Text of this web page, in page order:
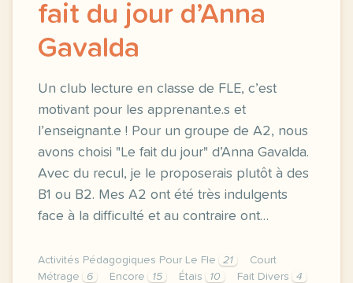
fait du jour d’Anna
Gavalda
Un club lecture en classe de FLE, c’est
motivant pour les apprenant.e.s et
l’enseignant.e ! Pour un groupe de A2, nous
avons choisi "Le fait du jour" d’Anna Gavalda.
Avec du recul, je le proposerais plutôt à des
B1 ou B2. Mes A2 ont été très indulgents
face à la difficulté et au contraire ont…
Activités Pédagogiques Pour Le Fle 21
Court
Métrage
6 Encore 15 Étais 10 Fait Divers
4